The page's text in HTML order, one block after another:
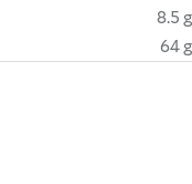
8.5 g
64 g